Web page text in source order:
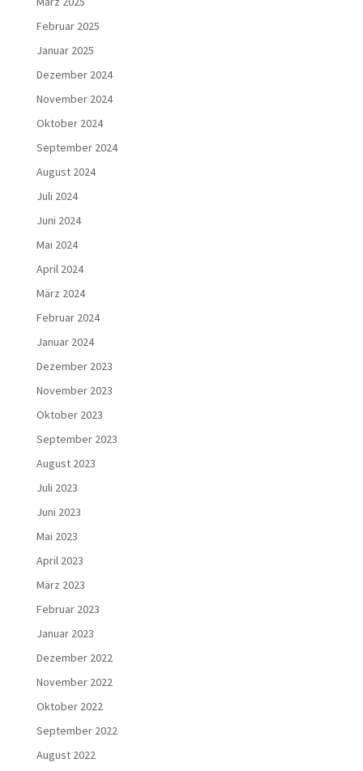
Februar 2025
Januar 2025
Dezember 2024
November 2024
Oktober 2024
September 2024
August 2024
Juli 2024
Juni 2024
Mai 2024
April 2024
März 2024
Februar 2024
Januar 2024
Dezember 2023
November 2023
Oktober 2023
September 2023
August 2023
Juli 2023
Juni 2023
Mai 2023
April 2023
März 2023
Februar 2023
Januar 2023
Dezember 2022
November 2022
Oktober 2022
September 2022
August 2022